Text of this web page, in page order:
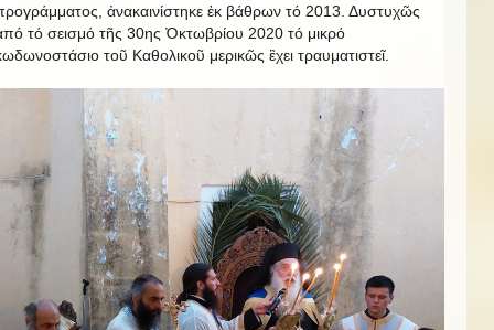
ἀνακαινίστηκε ἐκ βάθρων τό 2013. Δυστυχῶς
τό σεισμό τῆς 30ης Ὀκτωβρίου 2020 τό μικρό
τοῦ Καθολικοῦ μερικῶς ἒχει τραυματιστεῖ.